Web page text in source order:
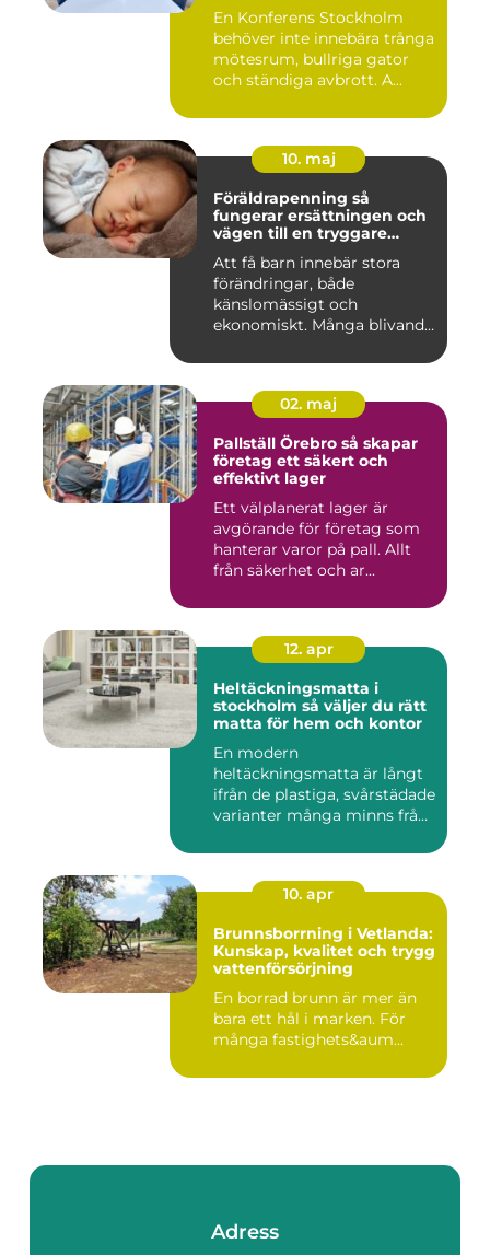
En Konferens Stockholm
behöver inte innebära trånga
mötesrum, bullriga gator
och ständiga avbrott. A...
10. maj
Föräldrapenning så
fungerar ersättningen och
vägen till en tryggare
Att få barn innebär stora
förändringar, både
känslomässigt och
ekonomiskt. Många blivande
02. maj
Pallställ Örebro så skapar
företag ett säkert och
effektivt lager
Ett välplanerat lager är
avgörande för företag som
hanterar varor på pall. Allt
från säkerhet och ar...
12. apr
Heltäckningsmatta i
stockholm så väljer du rätt
matta för hem och kontor
En modern
heltäckningsmatta är långt
ifrån de plastiga, svårstädade
varianter många minns från
10. apr
Brunnsborrning i Vetlanda:
Kunskap, kvalitet och trygg
vattenförsörjning
En borrad brunn är mer än
bara ett hål i marken. För
många fastighets&aum...
Adress